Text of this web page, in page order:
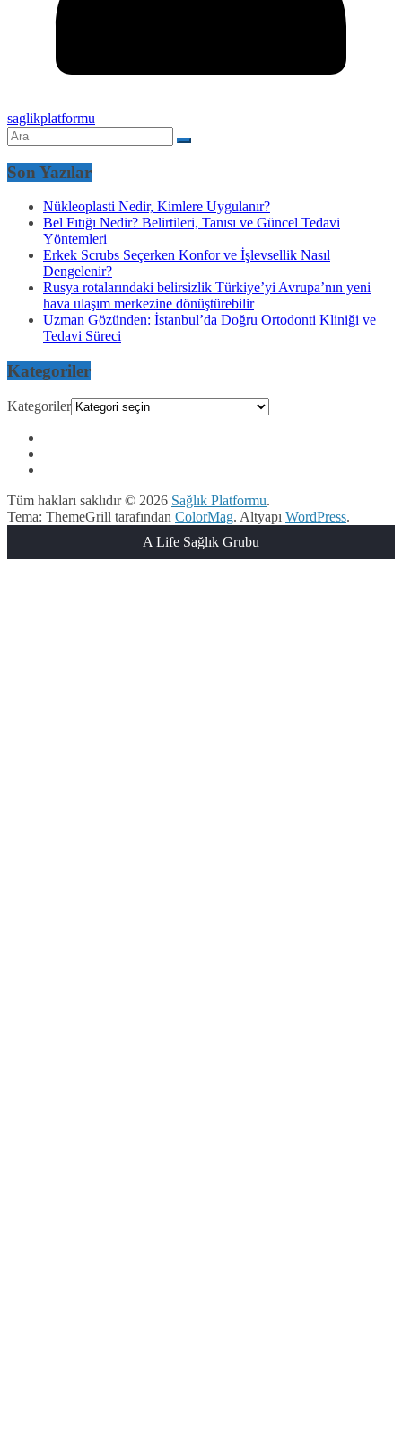
saglikplatformu
Son Yazılar
Nükleoplasti Nedir, Kimlere Uygulanır?
Bel Fıtığı Nedir? Belirtileri, Tanısı ve Güncel Tedavi
Yöntemleri
Erkek Scrubs Seçerken Konfor ve İşlevsellik Nasıl
Dengelenir?
Rusya rotalarındaki belirsizlik Türkiye’yi Avrupa’nın yeni
hava ulaşım merkezine dönüştürebilir
Uzman Gözünden: İstanbul’da Doğru Ortodonti Kliniği ve
Tedavi Süreci
Kategoriler
Kategoriler
Tüm hakları saklıdır © 2026 Sağlık Platformu.
Tema: ThemeGrill tarafından ColorMag. Altyapı WordPress.
A Life Sağlık Grubu